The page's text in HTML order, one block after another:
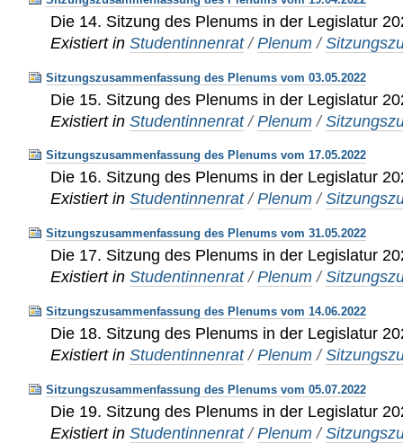
Die 14. Sitzung des Plenums in der Legislatur
Existiert in Studentinnenrat /Plenum /
Sitzungszusammenfassung des Plenums vom 03.05.2022
Die 15. Sitzung des Plenums in der Legislatur
Existiert in Studentinnenrat /Plenum /
Sitzungszusammenfassung des Plenums vom 17.05.2022
Die 16. Sitzung des Plenums in der Legislatur
Existiert in Studentinnenrat /Plenum /
Sitzungszusammenfassung des Plenums vom 31.05.2022
Die 17. Sitzung des Plenums in der Legislatur
Existiert in Studentinnenrat /Plenum /
Sitzungszusammenfassung des Plenums vom 14.06.2022
Die 18. Sitzung des Plenums in der Legislatur
Existiert in Studentinnenrat /Plenum /
Sitzungszusammenfassung des Plenums vom 05.07.2022
Die 19. Sitzung des Plenums in der Legislatur
Existiert in Studentinnenrat /Plenum /